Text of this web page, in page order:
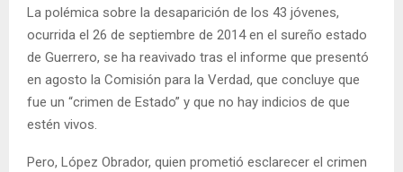
La polémica sobre la desaparición de los 43 jóvenes,
ocurrida el 26 de septiembre de 2014 en el sureño estado
de Guerrero, se ha reavivado tras el informe que presentó
en agosto la Comisión para la Verdad, que concluye que
fue un “crimen de Estado” y que no hay indicios de que
estén vivos.
Pero, López Obrador, quien prometió esclarecer el crimen